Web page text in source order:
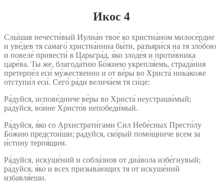
Икос 4
Слы́шав нечести́вый Иулиа́н твое́ ко христиа́ном милосе́рдие
и уве́дев тя самаго́ христиа́нина бы́ти, разъяри́ся на тя зло́бою
и повеле́ привести́ в Царьгра́д, я́ко злоде́я и проти́вника
царе́ва. Ты же, благода́тию Бо́жиею укрепля́емь, страда́ния
претерпе́л еси́ му́жественно и от ве́ры во Христа́ ника́коже
отступи́л еси́. Сего́ ра́ди велича́ем тя си́це:
Ра́дуйся, испове́дниче ве́ры во Христа́ неустраши́мый;
ра́дуйся, во́ине Христо́в непобеди́мый.
Ра́дуйся, я́ко со Архистрати́гами Сил Небе́сных Престо́лу
Бо́жию предстои́ши; ра́дуйся, ско́рый помо́щниче всем за
и́стину терпя́щим.
Ра́дуйся, искуше́ний и собла́знов от диа́вола избе́гнувый;
ра́дуйся, я́ко и всех призыва́ющих тя от искуше́ний
избавля́еши.